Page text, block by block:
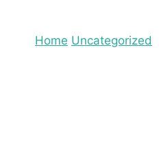
Home Uncategorized